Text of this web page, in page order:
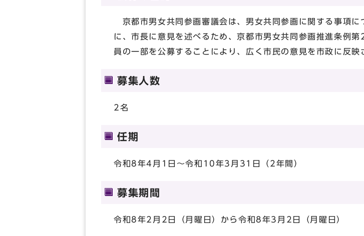
京都市男女共同参画審議会は、男女共同参画に関する事項に
に、市長に意見を述べるため、京都市男女共同参画推進条例
員の一部を公募することにより、広く市民の意見を市政に反映
募集人数
2名
任期
令和8年4月1日～令和10年3月31日（2年間）
募集期間
令和8年2月2日（月曜日）から令和8年3月2日（月曜日）